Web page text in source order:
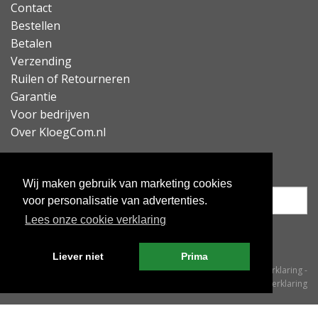
Wij maken gebruik van marketing cookies
voor personalisatie van advertenties.
Lees onze cookie verklaring
Liever niet Prima
Contact
Bestellen
Betalen
Verzending
Ruilen of Retourneren
Garantie
Voor bedrijven
Over KloegCom.nl
Algemene voorwaarden-Cookieverklaring-
Privacyverklaring